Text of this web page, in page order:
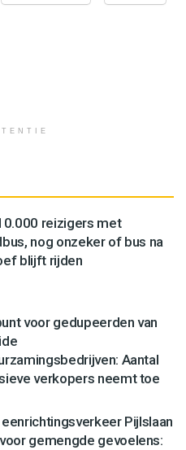
reizigers met
nog onzeker of bus na
blijft rijden
voor gedupeerden van
Aantal
verkopers neemt toe
Pijlslaan
gemengde gevoelens: